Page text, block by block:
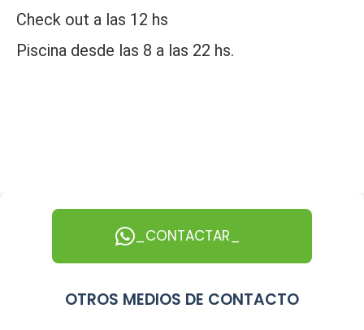
Check out a las 12 hs
Piscina desde las 8 a las 22 hs.
_CONTACTAR_
OTROS MEDIOS DE CONTACTO